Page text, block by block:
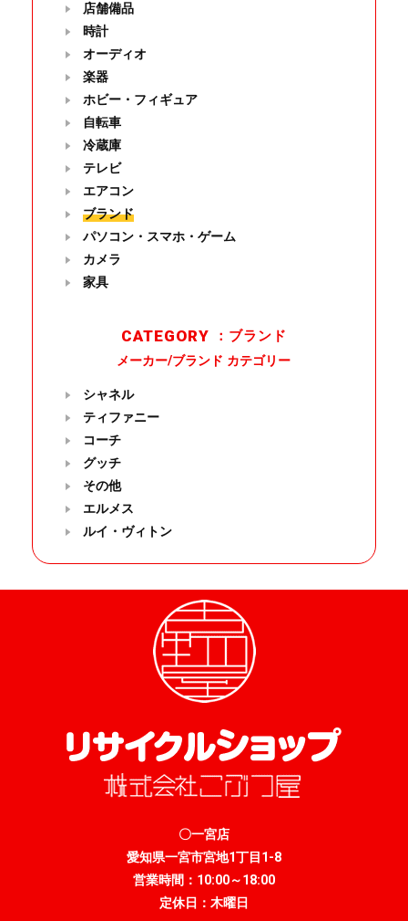
店舗備品
時計
オーディオ
楽器
ホビー・フィギュア
自転車
冷蔵庫
テレビ
エアコン
ブランド
パソコン・スマホ・ゲーム
カメラ
家具
CATEGORY ：ブランド
メーカー/ブランド カテゴリー
シャネル
ティファニー
コーチ
グッチ
その他
エルメス
ルイ・ヴィトン
〇一宮店
愛知県一宮市宮地1丁目1-8
営業時間：10:00～18:00
定休日：木曜日